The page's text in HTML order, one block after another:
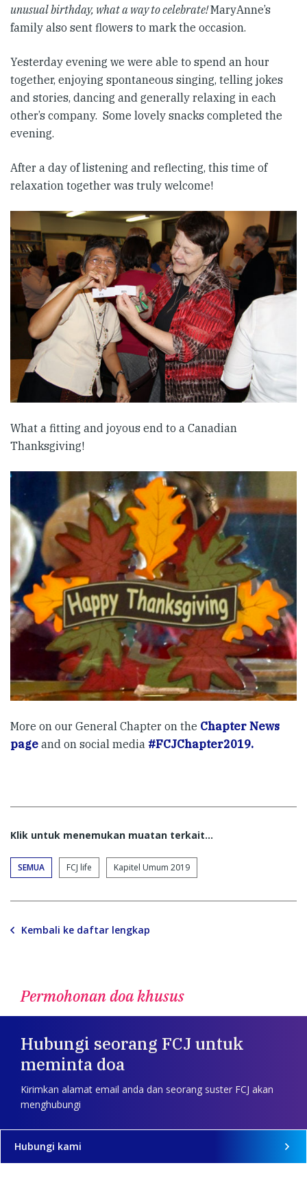
unusual birthday, what a way to celebrate!MaryAnne’s
family also sent flowers to mark the occasion.
Yesterday evening we were able to spend an hour
together, enjoying spontaneous singing, telling jokes
and stories, dancing and generally relaxing in each
other’s company. Some lovely snacks completed the
evening.
After a day of listening and reflecting, this time of
relaxation together was truly welcome!
What a fitting and joyous end to a Canadian
Thanksgiving!
More on our General Chapter on the Chapter News
page and on social media #FCJChapter2019.
Klik untuk menemukan muatan terkait...
SEMUA FCJ life Kapitel Umum 2019
Kembali ke daftar lengkap
Permohonan doa khusus
Hubungi seorang FCJ untuk
meminta doa
Kirimkan alamat email anda dan seorang suster FCJ akan
menghubungi
Hubungi kami